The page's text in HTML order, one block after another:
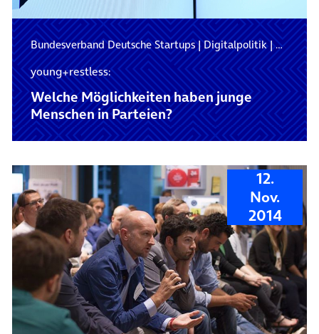
Bundesverband Deutsche Startups|Digitalpolitik|
young+restless:
Welche Möglichkeiten haben junge
Menschen in Parteien?
12.
Nov.
2014